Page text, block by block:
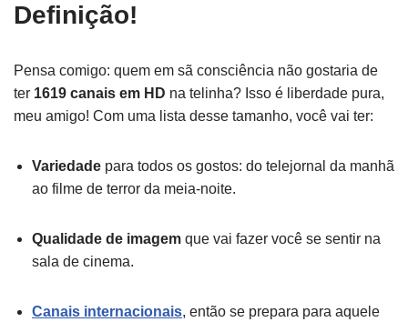
Definição!
Pensa comigo: quem em sã consciência não gostaria de
ter 1619 canais em HD na telinha? Isso é liberdade pura,
meu amigo! Com uma lista desse tamanho, você vai ter:
Variedade para todos os gostos: do telejornal da manhã
ao filme de terror da meia-noite.
Qualidade de imagem que vai fazer você se sentir na
sala de cinema.
Canais internacionais, então se prepara para aquele